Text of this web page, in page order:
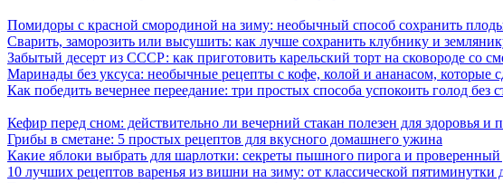
Помидоры с красной смородиной на зиму: необычный способ сохранить
Сварить, заморозить или высушить: как лучше сохранить клубнику и
Забытый десерт из СССР: как приготовить карельский торт на сковороде со
Маринады без уксуса: необычные рецепты с кофе, колой и ананасом, которые
Как победить вечернее переедание: три простых способа успокоить голод без
Кефир перед сном: действительно ли вечерний стакан полезен для здоровья и
Грибы в сметане: 5 простых рецептов для вкусного домашнего ужина
Какие яблоки выбрать для шарлотки: секреты пышного пирога и
10 лучших рецептов варенья из вишни на зиму: от классической пятиминутки